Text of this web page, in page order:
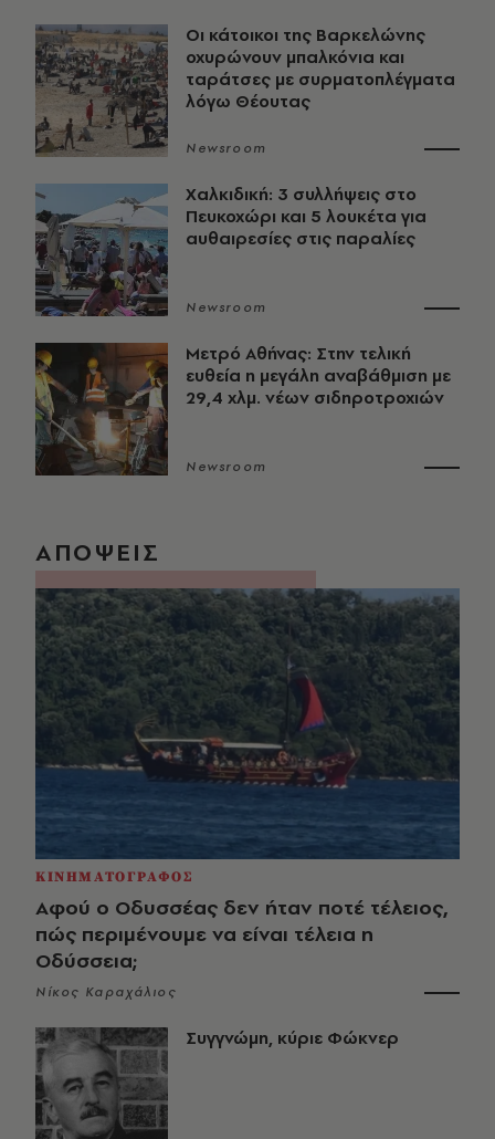
Οι κάτοικοι της Βαρκελώνης
οχυρώνουν μπαλκόνια και
ταράτσες με συρματοπλέγματα
λόγω Θέουτας
Newsroom
Χαλκιδική: 3 συλλήψεις στο
Πευκοχώρι και 5 λουκέτα για
αυθαιρεσίες στις παραλίες
Newsroom
Μετρό Αθήνας: Στην τελική
ευθεία η μεγάλη αναβάθμιση με
29,4 χλμ. νέων σιδηροτροχιών
Newsroom
ΑΠΟΨΕΙΣ
ΚΙΝΗΜΑΤΟΓΡΑΦΟΣ
Αφού ο Οδυσσέας δεν ήταν ποτέ τέλειος,
πώς περιμένουμε να είναι τέλεια η
Οδύσσεια;
Νίκος Καραχάλιος
Συγγνώμη, κύριε Φώκνερ